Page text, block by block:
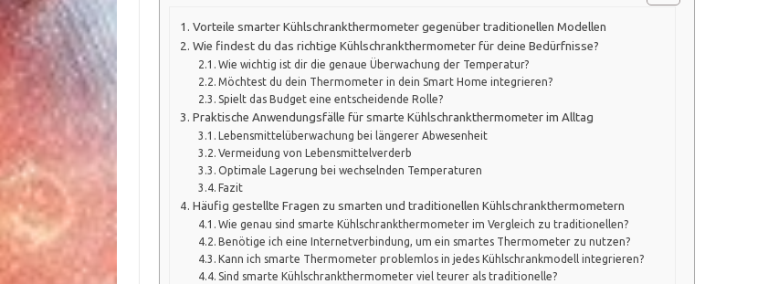
Vorteile smarter Kühlschrankthermometer gegenüber traditionellen Modellen
Wie findest du das richtige Kühlschrankthermometer für deine Bedürfnisse?
Wie wichtig ist dir die genaue Überwachung der Temperatur?
Möchtest du dein Thermometer in dein Smart Home integrieren?
Spielt das Budget eine entscheidende Rolle?
Praktische Anwendungsfälle für smarte Kühlschrankthermometer im Alltag
Lebensmittelüberwachung bei längerer Abwesenheit
Vermeidung von Lebensmittelverderb
Optimale Lagerung bei wechselnden Temperaturen
Fazit
Häufig gestellte Fragen zu smarten und traditionellen Kühlschrankthermometern
Wie genau sind smarte Kühlschrankthermometer im Vergleich zu traditionellen?
Benötige ich eine Internetverbindung, um ein smartes Thermometer zu nutzen?
Kann ich smarte Thermometer problemlos in jedes Kühlschrankmodell integrieren?
Sind smarte Kühlschrankthermometer viel teurer als traditionelle?